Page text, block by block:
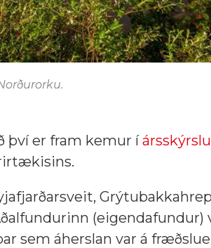
því er fram kemur íársskýrslu
(eigendafundur)
sem áherslan var á